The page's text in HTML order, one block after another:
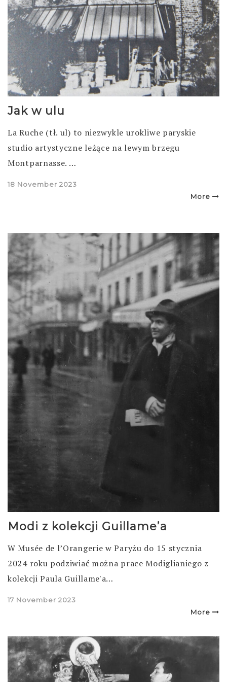
Jak w ulu
La Ruche (tł. ul) to niezwykle urokliwe paryskie
studio artystyczne leżące na lewym brzegu
Montparnasse. …
Posted
18 November 2023
More
Modi z kolekcji Guillame’a
W Musée de l’Orangerie w Paryżu do 15 stycznia
2024 roku podziwiać można prace Modiglianiego z
kolekcji Paula Guillame'a…
Posted
17 November 2023
More